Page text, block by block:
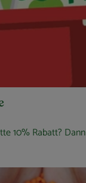
10% Rabatt?